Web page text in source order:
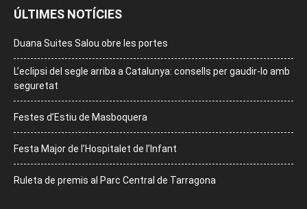
ÚLTIMES NOTÍCIES
Duana Suites Salou obre les portes
L’eclipsi del segle arriba a Catalunya: consells per gaudir-lo amb
seguretat
Festes d’Estiu de Masboquera
Festa Major de l’Hospitalet de l’Infant
Ruleta de premis al Parc Central de Tarragona